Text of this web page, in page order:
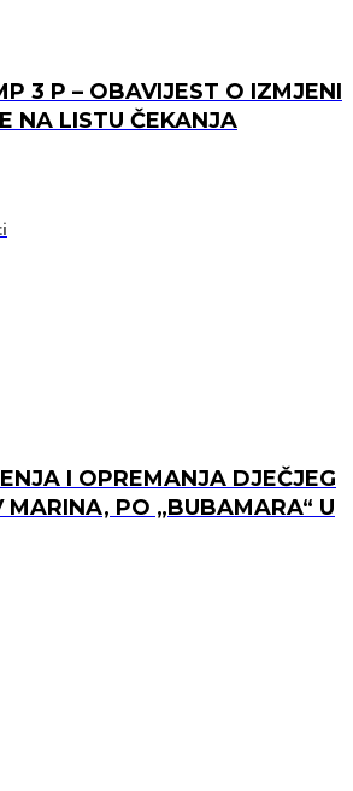
3 P – OBAVIJEST O IZMJENI
NA LISTU ČEKANJA
I OPREMANJA DJEČJEG
MARINA, PO „BUBAMARA“ U